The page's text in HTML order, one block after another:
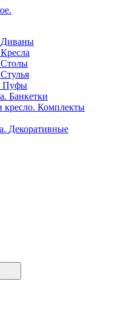
Диваны
Кресла
Столы
Стулья
Пуфы
Банкетки
Комплекты
Декоративные